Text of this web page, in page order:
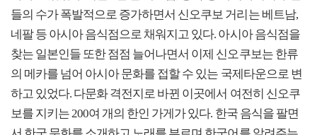
들의 수가 폭발적으로 증가하면서 신오쿠보 거리는 베트남,
네팔 등 아시아 음식점으로 채워지고 있다. 아시아 음식점을
찾는 일본인들 또한 점점 늘어나면서 이제 신오쿠보는 한류
의 메카를 넘어 아시아 문화를 접할 수 있는 국제타운으로 변
하고 있었다. 다문화 격전지로 바뀐 이곳에서 여전히 신오쿠
보를 지키는 200여 개의 한인 가게가 있다. 한국 음식을 팔면